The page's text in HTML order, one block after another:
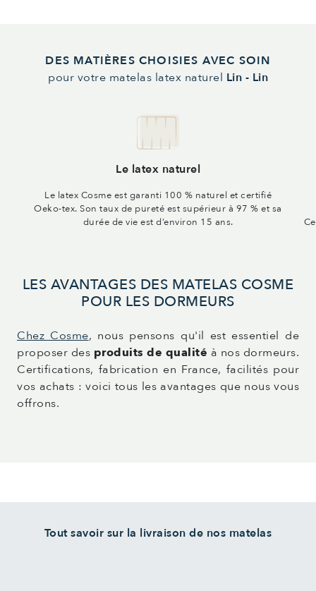
DES MATIÈRES CHOISIES AVEC SOIN
pour votre matelas latex naturel Lin - Lin
Le latex naturel
Le latex Cosme est garanti 100 % naturel et certifié
Oeko-tex. Son taux de pureté est supérieur à 97 % et sa
durée de vie est d’environ 15 ans.
LES AVANTAGES DES MATELAS COSME
POUR LES DORMEURS
Chez Cosme, nous pensons qu'il est essentiel de
proposer des produits de qualité à nos dormeurs.
Certifications, fabrication en France, facilités pour
vos achats : voici tous les avantages que nous vous
offrons.
Tout savoir sur la livraison de nos matelas